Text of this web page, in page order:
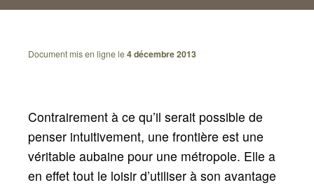
Document mis en ligne le4 décembre 2013
Contrairement à ce qu’il serait possible de
penser intuitivement, une frontière est une
véritable aubaine pour une métropole. Elle a
en effet tout le loisir d’utiliser à son avantage